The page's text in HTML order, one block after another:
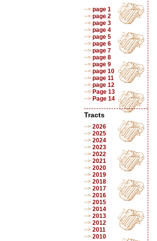
page 1
page 2
page 3
page 4
page 5
page 6
page 7
page 8
page 9
page 10
page 11
page 12
Page 13
Page 14
Tracts
2026
2025
2024
2023
2022
2021
2020
2019
2018
2017
2016
2015
2014
2013
2012
2011
2010